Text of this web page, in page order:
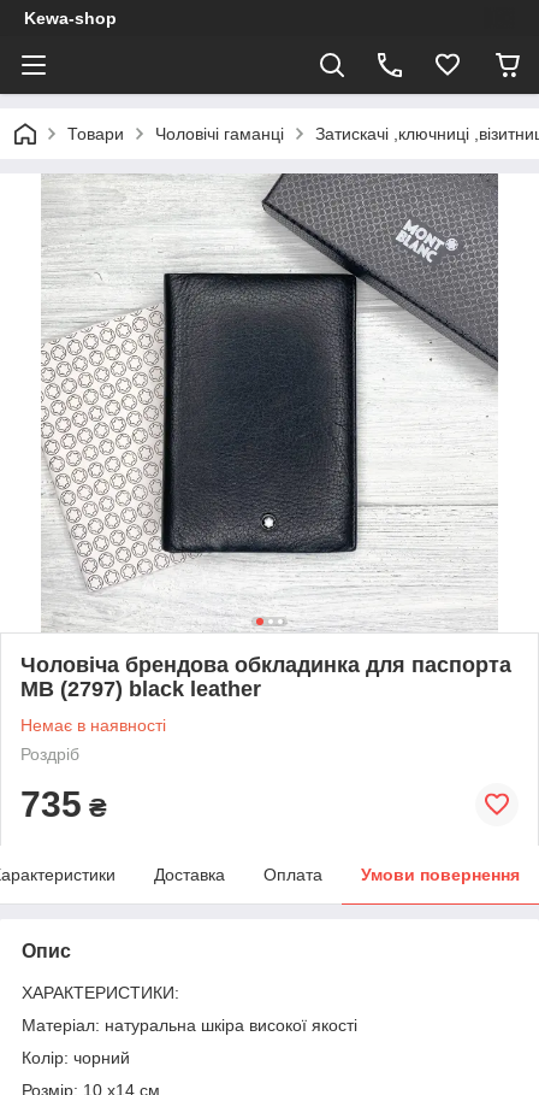
Kewa-shop
Товари Чоловічі гаманці Затискачі ,ключниці
Чоловіча брендова обкладинка для паспорта
MB (2797) black leather
Немає в наявності
Роздріб
735 ₴
Доставка Оплата Умови повернення
Опис
ХАРАКТЕРИСТИКИ:
Матеріал: натуральна шкіра високої якості
Колір: чорний
Розмір: 10 x14 см